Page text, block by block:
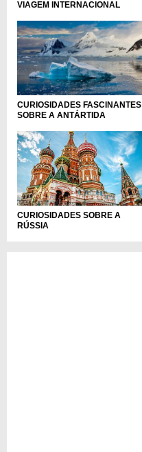
VIAGEM INTERNACIONAL
CURIOSIDADES FASCINANTES
SOBRE A ANTÁRTIDA
CURIOSIDADES SOBRE A
RÚSSIA